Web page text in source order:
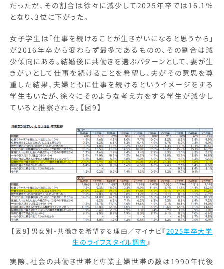
だったが、その割合は徐々に減少して2025年卒では16.1％
となり、3位に下がった。
女子学生は「仕事を続けることが生きがいになると思うから」
が2016年卒から変わらず最多であるものの、その割合は減
少傾向にある。結婚後に共働きを選ぶパターンとして、妻が生
きがいとして仕事を続けることを希望し、夫がその意思を尊
重した結果、夫婦ともに仕事を続けるというイメージをする
学生もいたが、徐々にそのような考え方をする学生が減少し
ていると推察される。【図9】
【図9】男女別・共働きを希望する理由／マイナビ『2025年卒大学
生のライフスタイル調査』
実際、社会の共働き世帯と専業主婦世帯の数は1990年代後